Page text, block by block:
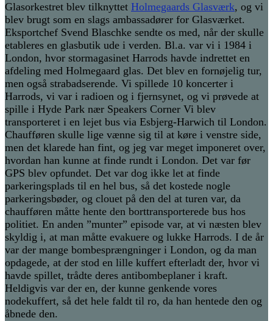
Glasorkestret blev tilknyttet Holmegaards Glasværk, og vi
blev brugt som en slags ambassadører for Glasværket.
Eksportchef Svend Blaschke sendte os med, når der skulle
etableres en glasbutik ude i verden. Bl.a. var vi i 1984 i
London, hvor stormagasinet Harrods havde indrettet en
afdeling med Holmegaard glas. Det blev en fornøjelig tur,
men også strabadserende. Vi spillede 10 koncerter i
Harrods, vi var i radioen og i fjernsynet, og vi prøvede at
spille i Hyde Park nær Speakers Corner Vi blev
transporteret i en lejet bus via Esbjerg-Harwich til London.
Chaufføren skulle lige vænne sig til at køre i venstre side,
men det klarede han fint, og jeg var meget imponeret over,
hvordan han kunne at finde rundt i London. Det var før
GPS blev opfundet. Det var dog ikke let at finde
parkeringsplads til en hel bus, så det kostede nogle
parkeringsbøder, og clouet på den del at turen var, da
chaufføren måtte hente den borttransporterede bus hos
politiet. En anden ”munter” episode var, at vi næsten blev
skyldig i, at man måtte evakuere og lukke Harrods. I de år
var der mange bombesprængninger i London, og da man
opdagede, at der stod en lille kuffert efterladt der, hvor vi
havde spillet, trådte deres antibombeplaner i kraft.
Heldigvis var der en, der kunne genkende vores
nodekuffert, så det hele faldt til ro, da han hentede den og
åbnede den.